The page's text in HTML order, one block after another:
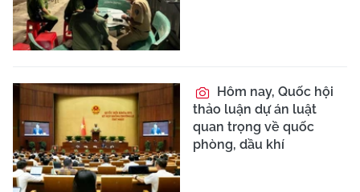
Hôm nay, Quốc hội
thảo luận dự án luật
quan trọng về quốc
phòng, dầu khí